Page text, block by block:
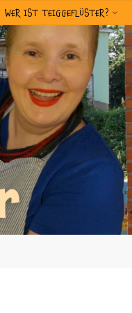
WER IST TEIGGEFLÜSTER?